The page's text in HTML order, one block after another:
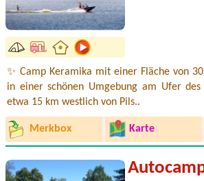
✨ Camp Keramika mit einer Fläche von
in einer schönen Umgebung am Ufer des
etwa 15 km westlich von Pils..
Merkbox Karte